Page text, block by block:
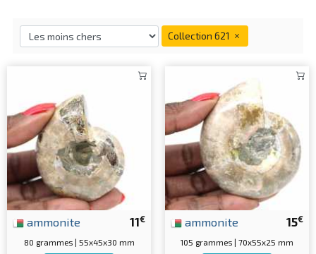
Collection 621
11€
ammonite
80 grammes | 55x45x30 mm
15€
ammonite
105 grammes | 70x55x25 mm